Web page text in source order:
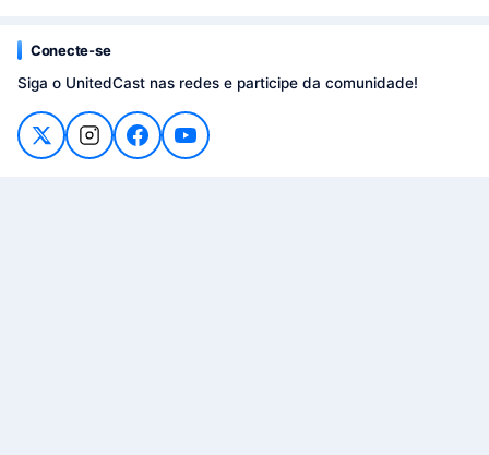
Conecte-se
Siga o UnitedCast nas redes e participe da comunidade!